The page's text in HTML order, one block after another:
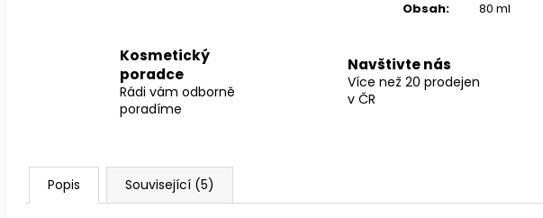
Obsah: 80 ml
Kosmetický
poradce
Rádi vám odborně
poradíme
Navštivte nás
Více než 20 prodejen
v ČR
Popis Související (5)